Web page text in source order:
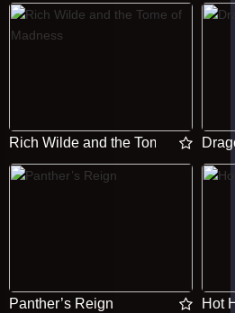
Rich Wilde and the Tome of
Panther’s Reign Hot